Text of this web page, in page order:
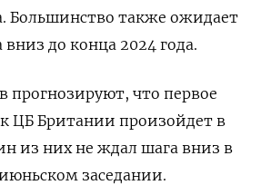
Большинство также ожидает
до конца 2024 года.
прогнозируют, что первое
ЦБ Британии произойдет в
из них не ждал шага вниз в
заседании.